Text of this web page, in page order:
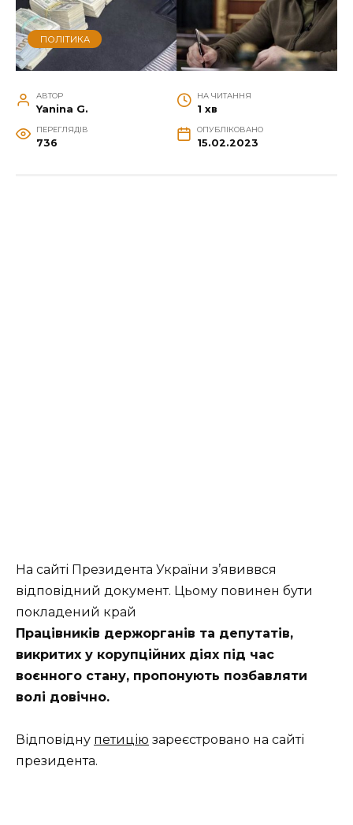
ПОЛІТИКА
АВТОР
Yanina G.
НА ЧИТАННЯ
1 хв
ПЕРЕГЛЯДІВ
736
ОПУБЛІКОВАНО
15.02.2023
На сайті Президента України з’явиввся
відповідний документ. Цьому повинен бути
покладений край
Працівників держорганів та депутатів,
викритих у корупційних діях під час
воєнного стану, пропонують позбавляти
волі довічно.
Відповідну петицію зареєстровано на сайті
президента.